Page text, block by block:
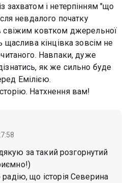
захватом і нетерпінням "що
невдалого початку
свіжим ковтком джерельної
щаслива кінцівка зовсім не
Навпаки, дуже
як же сильно буде
Емілією.
Натхнення вам!
за такий розгорнутий
радію, що історія Северина